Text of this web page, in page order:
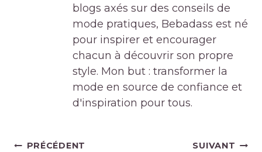
blogs axés sur des conseils de
mode pratiques, Bebadass est né
pour inspirer et encourager
chacun à découvrir son propre
style. Mon but : transformer la
mode en source de confiance et
d'inspiration pour tous.
Navigation
PRÉCÉDENT SUIVANT